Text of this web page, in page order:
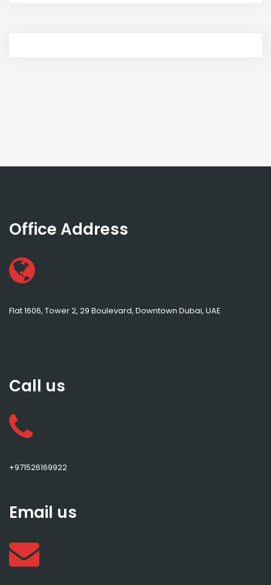
Office Address
Flat 1606, Tower 2, 29 Boulevard, Downtown Dubai, UAE
Call us
+971526169922
Email us